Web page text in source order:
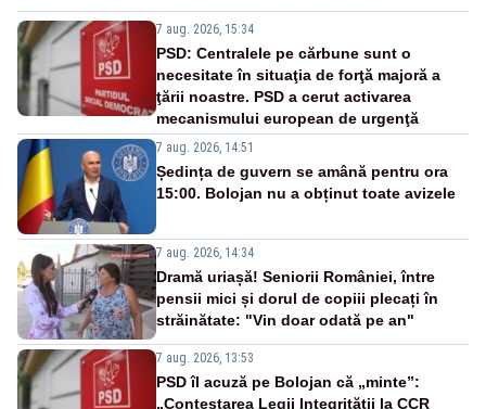
7 aug. 2026, 15:34
PSD: Centralele pe cărbune sunt o
necesitate în situaţia de forţă majoră a
ţării noastre. PSD a cerut activarea
mecanismului european de urgenţă
7 aug. 2026, 14:51
Ședința de guvern se amână pentru ora
15:00. Bolojan nu a obținut toate avizele
7 aug. 2026, 14:34
Dramă uriașă! Seniorii României, între
pensii mici și dorul de copiii plecați în
străinătate: "Vin doar odată pe an"
7 aug. 2026, 13:53
PSD îl acuză pe Bolojan că „minte”:
„Contestarea Legii Integrității la CCR